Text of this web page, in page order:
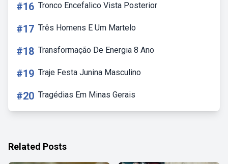
#16 Tronco Encefalico Vista Posterior
#17 Três Homens E Um Martelo
#18 Transformação De Energia 8 Ano
#19 Traje Festa Junina Masculino
#20 Tragédias Em Minas Gerais
Related Posts